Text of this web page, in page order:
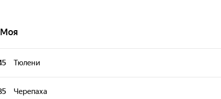
Моя
Тюлени
Образовательная передача о тюленях: биологии вида, среде
обитания, поведенческих особенностях, угрозах исчезновения и
мерах охраны уникальных морских млекопитающих Арктики и
Черепаха